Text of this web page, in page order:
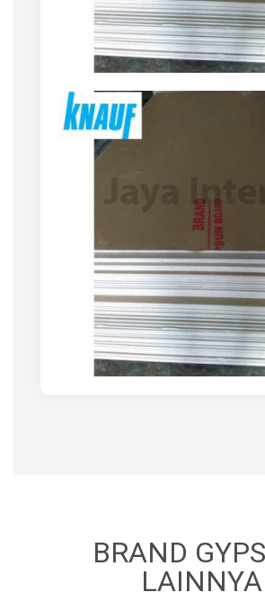
BRAND
LAINNYA